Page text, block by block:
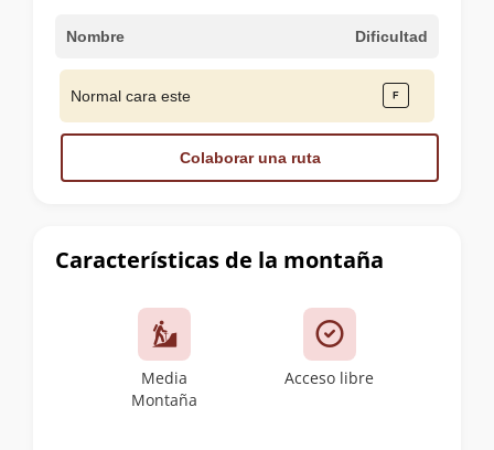
Características de la montaña
Media
Montaña
Acceso libre
Nombre Dificultad
Normal cara este
Colaborar una ruta